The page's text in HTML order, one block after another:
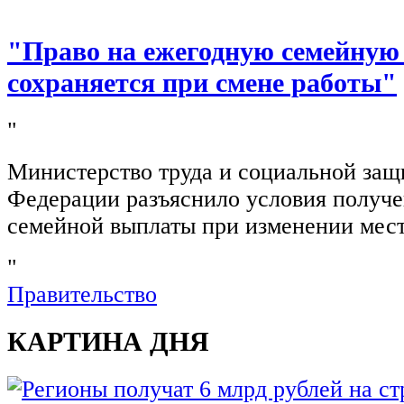
"Право на ежегодную
сохраняется при смене работы"
"
Министерство труда и социальной
Федерации разъяснило условия
семейной выплаты при изменении
"
Правительство
КАРТИНА ДНЯ